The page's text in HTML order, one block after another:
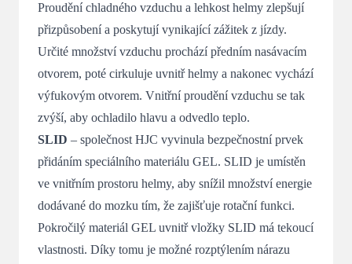
Proudění chladného vzduchu a lehkost helmy zlepšují
přizpůsobení a poskytují vynikající zážitek z jízdy.
Určité množství vzduchu prochází předním nasávacím
otvorem, poté cirkuluje uvnitř helmy a nakonec vychází
výfukovým otvorem. Vnitřní proudění vzduchu se tak
zvýší, aby ochladilo hlavu a odvedlo teplo.
SLID – společnost HJC vyvinula bezpečnostní prvek
přidáním speciálního materiálu GEL. SLID je umístěn
ve vnitřním prostoru helmy, aby snížil množství energie
dodávané do mozku tím, že zajišťuje rotační funkci.
Pokročilý materiál GEL uvnitř vložky SLID má tekoucí
vlastnosti. Díky tomu je možné rozptýlením nárazu